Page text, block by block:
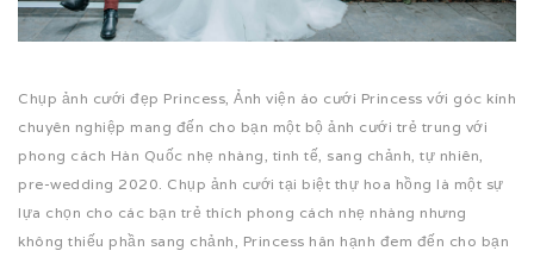
Chụp ảnh cưới đẹp Princess, Ảnh viện áo cưới Princess với góc kính
chuyên nghiệp mang đến cho bạn một bộ ảnh cưới trẻ trung với
phong cách Hàn Quốc nhẹ nhàng, tinh tế, sang chảnh, tự nhiên,
pre-wedding 2020. Chụp ảnh cưới tại biệt thự hoa hồng là một sự
lựa chọn cho các bạn trẻ thích phong cách nhẹ nhàng nhưng
không thiếu phần sang chảnh, Princess hân hạnh đem đến cho bạn